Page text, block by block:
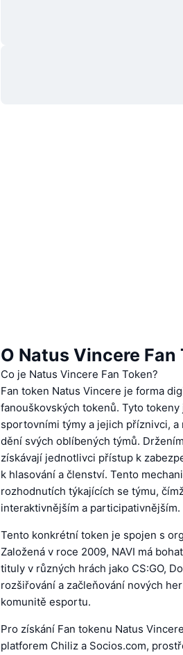
O Natus Vincere Fan
Co je Natus Vincere Fan Token?
Fan token Natus Vincere je forma
fanouškovských tokenů. Tyto
sportovními týmy a jejich příznivci,
dění svých oblíbených týmů.
získávají jednotlivci přístup k
k hlasování a členství. Tento
rozhodnutích týkajících se týmu,
interaktivnějším a participativnějším.
Tento konkrétní token je spojen s
Založená v roce 2009, NAVI má
tituly v různých hrách jako CS:GO,
rozšiřování a začleňování nových
komunitě esportu.
Pro získání Fan tokenu Natus
platforem Chiliz a Socios.com,